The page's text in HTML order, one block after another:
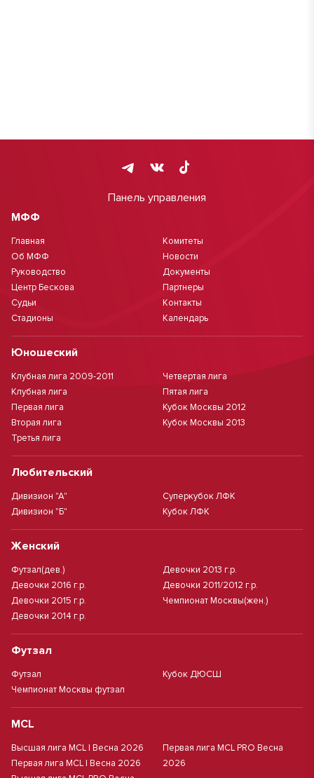
Панель управления
МФФ
Главная
Об МФФ
Руководство
Центр Бескова
Судьи
Стадионы
Комитеты
Новости
Документы
Партнеры
Контакты
Календарь
Юношеский
Клубная лига 2009-2011
Клубная лига
Первая лига
Вторая лига
Третья лига
Четвертая лига
Пятая лига
Кубок Москвы 2012
Кубок Москвы 2013
Любительский
Дивизион "А"
Дивизион "Б"
Суперкубок ЛФК
Кубок ЛФК
Женский
Футзал(дев.)
Девочки 2016 г.р.
Девочки 2015 г.р.
Девочки 2014 г.р.
Девочки 2013 г.р.
Девочки 2011/2012 г.р.
Чемпионат Москвы(жен.)
Футзал
Футзал
Чемпионат Москвы футзал
Кубок ДЮСШ
MCL
Высшая лига MCL | Весна 2026
Первая лига MCL | Весна 2026
Первая лига MCL PRO Весна
2026